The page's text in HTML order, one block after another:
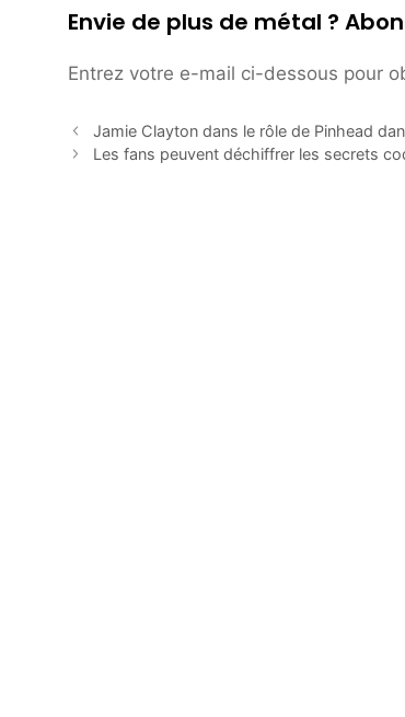
Envie de plus de métal ?
Entrez votre e-mail ci-dessous pour
Jamie Clayton dans le rôle de Pinhead
Les fans peuvent déchiffrer les secrets